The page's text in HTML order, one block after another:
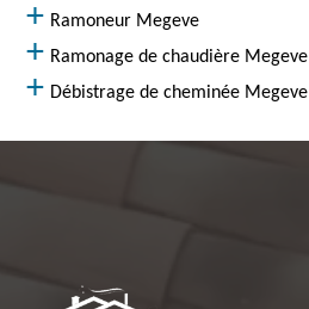
Ramoneur Megeve
Ramonage de chaudière Megeve
Débistrage de cheminée Megeve